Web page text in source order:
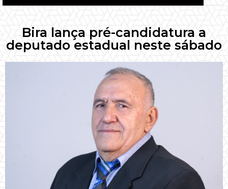
Bira lança pré-candidatura a
deputado estadual neste sábado